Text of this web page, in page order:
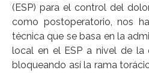
(ESP) para el control del
como postoperatorio, nos
técnica que se basa en la
local en el ESP a nivel de la
bloqueando así la rama